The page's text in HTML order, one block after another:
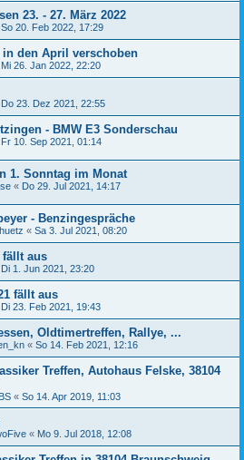
23. - 27. März 2022
So 20. Feb 2022, 17:29
in den April verschoben
Mi 26. Jan 2022, 22:20
Do 23. Dez 2021, 22:55
- BMW E3 Sonderschau
Fr 10. Sep 2021, 01:14
1. Sonntag im Monat
« Do 29. Jul 2021, 14:17
- Benzingespräche
« Sa 3. Jul 2021, 08:20
fällt aus
Di 1. Jun 2021, 23:20
fällt aus
Di 23. Feb 2021, 19:43
Oldtimertreffen, Rallye, ...
« So 14. Feb 2021, 12:16
Treffen, Autohaus Felske, 38104
« So 14. Apr 2019, 11:03
« Mo 9. Jul 2018, 12:08